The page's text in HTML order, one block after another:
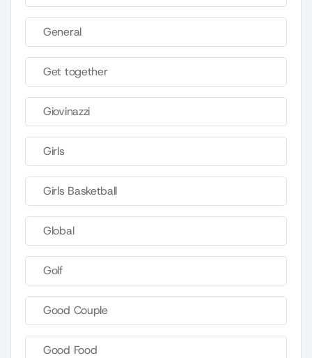
General
Get together
Giovinazzi
Girls
Girls Basketball
Global
Golf
Good Couple
Good Food